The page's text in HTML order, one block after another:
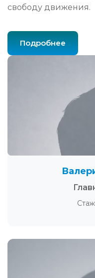
свободу движения.
Подробнее